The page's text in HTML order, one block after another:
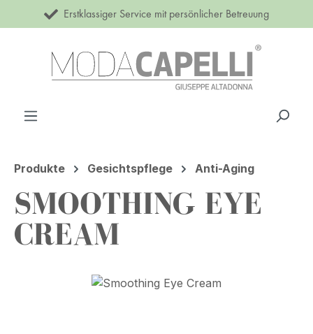
Zum Hauptinhalt springen
Erstklassiger Service mit persönlicher Betreuung
Produkte Gesichtspflege Anti-Aging
SMOOTHING EYE
CREAM
Bildergalerie überspringen